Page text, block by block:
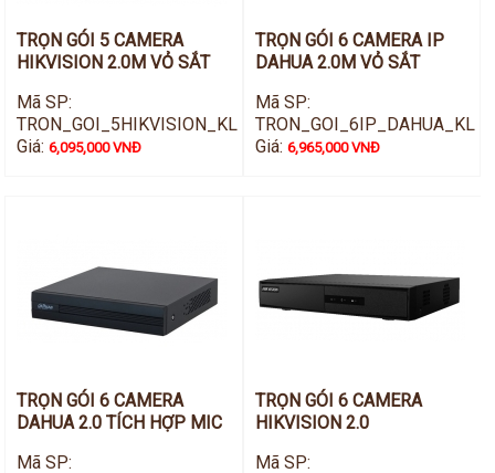
TRỌN GÓI 5 CAMERA
HIKVISION 2.0M VỎ SẮT
Mã SP:
TRON_GOI_5HIKVISION_KL
Giá:6,095,000 VNĐ
TRỌN GÓI 6 CAMERA IP
DAHUA 2.0M VỎ SẮT
Mã SP:
TRON_GOI_6IP_DAHUA_KL
Giá: 6,965,000 VNĐ
TRỌN GÓI 6 CAMERA
DAHUA 2.0 TÍCH HỢP MIC
Mã SP:
TRỌN GÓI 6 CAMERA
HIKVISION 2.0
Mã SP: